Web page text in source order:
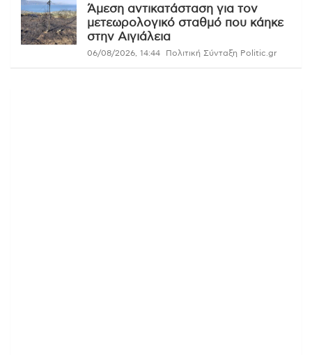
Άμεση αντικατάσταση για τον
μετεωρολογικό σταθμό που κάηκε
στην Αιγιάλεια
06/08/2026, 14:44 Πολιτική Σύνταξη Politic.gr